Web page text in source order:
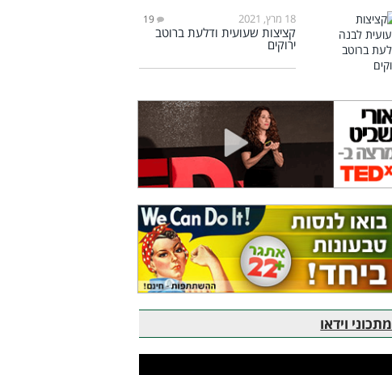
18 מרץ, 2021 19
קציצות שעועית ודלעת ברוטב
ירוקים
מתכוני וידאו